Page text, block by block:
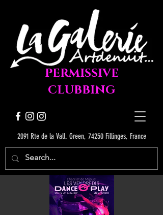
2091 Rte de la Vall. Green, 74250 Fillinges, France
PERMISSIVE
CLUBBING